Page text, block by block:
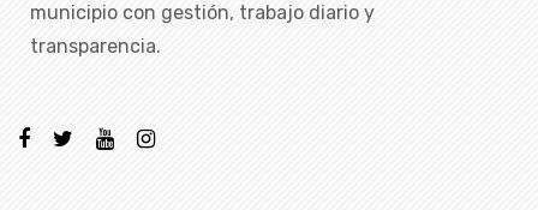
municipio con gestión, trabajo diario y
transparencia.